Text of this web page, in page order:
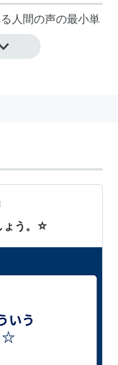
人間の声の最小単
ょう。☆